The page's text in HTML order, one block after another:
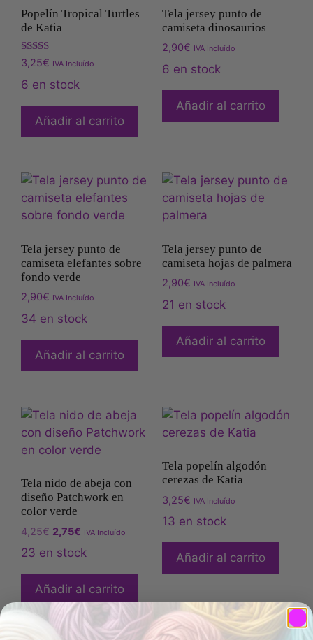
Popelín Tropical Turtles
de Katia
Valorado
con
5.00
de 5
3,25€ IVA Incluído
6 en stock
Añadir al carrito
Tela jersey punto de
camiseta dinosaurios
2,90€ IVA Incluído
6 en stock
Añadir al carrito
Tela jersey punto de
camiseta elefantes sobre
fondo verde
2,90€ IVA Incluído
34 en stock
Añadir al carrito
Tela jersey punto de
camiseta hojas de palmera
2,90€ IVA Incluído
21 en stock
Añadir al carrito
Tela nido de abeja con
diseño Patchwork en
color verde
4,25€ 2,75€ IVA Incluído
23 en stock
Añadir al carrito
Tela popelín algodón
cerezas de Katia
3,25€ IVA Incluído
13 en stock
Añadir al carrito